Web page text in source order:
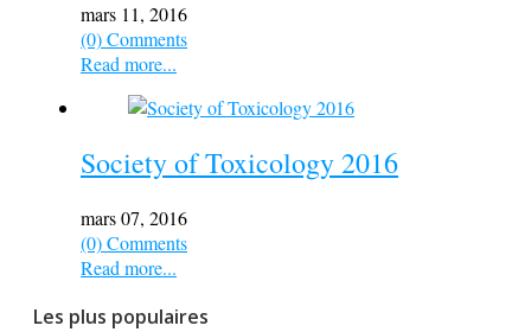
mars 11, 2016
(0) Comments
Read more...
Society of Toxicology 2016
mars 07, 2016
(0) Comments
Read more...
Les plus populaires